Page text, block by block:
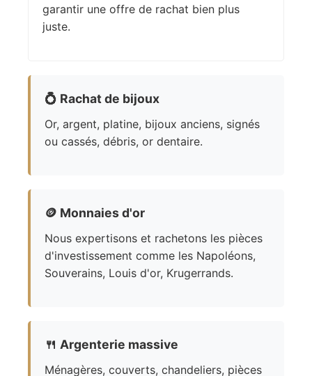
garantir une offre de rachat bien plus
juste.
💍 Rachat de bijoux
Or, argent, platine, bijoux anciens, signés
ou cassés, débris, or dentaire.
🪙 Monnaies d'or
Nous expertisons et rachetons les pièces
d'investissement comme les Napoléons,
Souverains, Louis d'or, Krugerrands.
🍴 Argenterie massive
Ménagères, couverts, chandeliers, pièces